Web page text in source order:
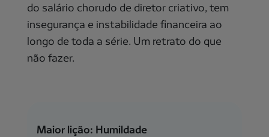
do salário chorudo de diretor criativo, tem
insegurança e instabilidade financeira ao
longo de toda a série. Um retrato do que
não fazer.
Maior lição: Humildade